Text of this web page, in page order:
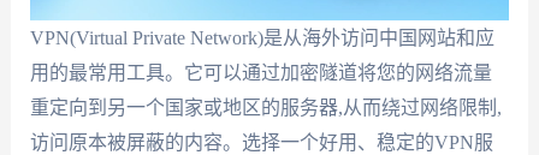
VPN(Virtual Private Network)是从海外访问中国网站和应
用的最常用工具。它可以通过加密隧道将您的网络流量
重定向到另一个国家或地区的服务器,从而绕过网络限制,
访问原本被屏蔽的内容。选择一个好用、稳定的VPN服